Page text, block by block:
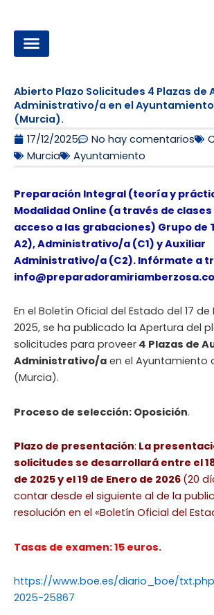
contenido
Abierto Plazo Solicitudes 4 Plazas de
Administrativo/a en el Ayuntamiento
(Murcia).
17/12/2025
No hay comentarios
Murcia
Ayuntamiento
Preparación Integral (teoría y
Modalidad Online (a través de
acceso a las grabaciones) Grupo de
A2), Administrativo/a (C1) y Auxiliar
Administrativo/a (C2). Infórmate a
En el Boletín Oficial del Estado del 17
2025, se ha publicado la Apertura del
solicitudes para proveer 4 Plazas de
Administrativo/a en el Ayuntamiento
(Murcia).
Proceso de selección: Oposición.
Plazo de presentación: La
solicitudes se desarrollará entre el
de 2025 y el 19 de Enero de 2026 (20
contar desde el siguiente al de la
resolución en el «Boletín Oficial del
Tasas de examen: 15 euros.
https://www.boe.es/diario_boe/
2025-25867